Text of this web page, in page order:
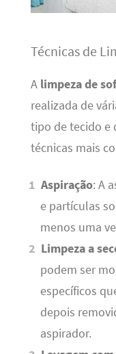
Técnicas de
A limpeza de
realizada de
tipo de tecido e
técnicas mais
Aspiração: A
e partículas
menos uma
Limpeza a
podem ser
específicos
depois
aspirador.